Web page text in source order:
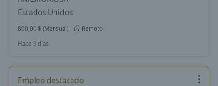
Estados Unidos
800,00 $ (Mensual)
Remoto
Hace 3 días
Empleo destacado